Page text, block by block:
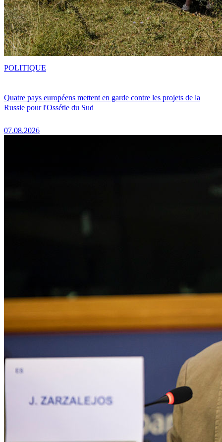
Quatre pays européens mettent en garde contre les projets de la
Russie pour l'Ossétie du Sud
07.08.2026
POLITIQUE